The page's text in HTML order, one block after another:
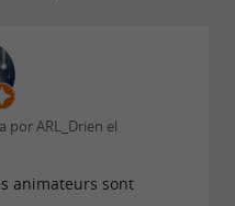
por ARL_Drien el
animateurs sont